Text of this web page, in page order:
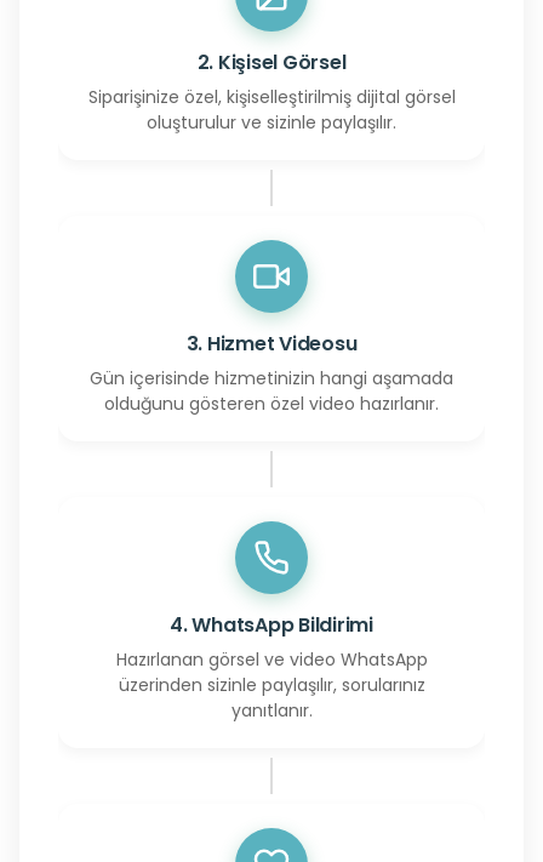
2. Kişisel Görsel
Siparişinize özel, kişiselleştirilmiş dijital görsel
oluşturulur ve sizinle paylaşılır.
3. Hizmet Videosu
Gün içerisinde hizmetinizin hangi aşamada
olduğunu gösteren özel video hazırlanır.
4. WhatsApp Bildirimi
Hazırlanan görsel ve video WhatsApp
üzerinden sizinle paylaşılır, sorularınız
yanıtlanır.